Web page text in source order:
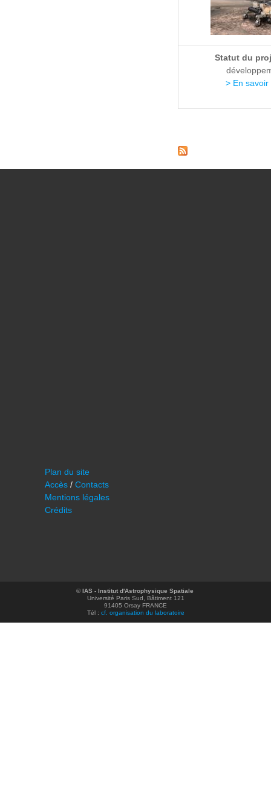
Statut du
> En savoir
Plan du site
Accès / Contacts
Mentions légales
Crédits
©IAS - Institut d'Astrophysique Spatiale
Université Paris Sud, Bâtiment 121
91405 Orsay FRANCE
Tél : cf. organisation du laboratoire